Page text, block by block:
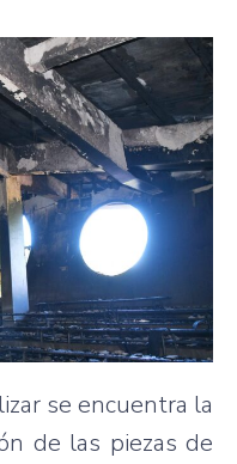
se encuentra la
de las piezas de